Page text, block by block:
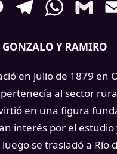
MessengerTelegramWhatsApp
GONZALO Y RAMIRO
en julio de 1879 en
al sector
en una figura
interés por el
se trasladó a